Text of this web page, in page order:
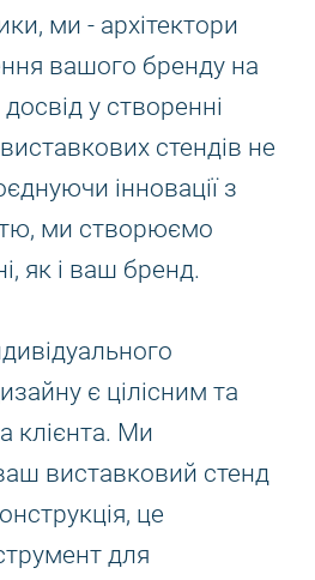
ми - архітектори
вашого бренду на
у створенні
стендів не
інновації з
ми створюємо
як і ваш бренд.
є цілісним та
клієнта. Ми
виставковий стенд
це
для